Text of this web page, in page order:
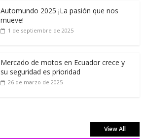
Automundo 2025 ¡La pasión que nos
mueve!
1 de septiembre de 2025
Mercado de motos en Ecuador crece y
su seguridad es prioridad
26 de marzo de 2025
View All